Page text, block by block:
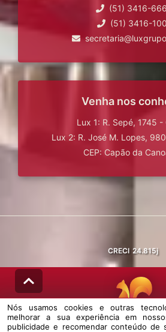
(51) 3416-
(51) 3416-
Venha nos
Lux 1: R. Sepé, 1745 -
Lux 2: R. José M. Lopes,
CEP: Capão da
CRECI 24.815j
© DESENVOLVIDO PELA
Nós usamos cookies e outras
melhorar a sua experiência em
publicidade e recomendar conteúdo de